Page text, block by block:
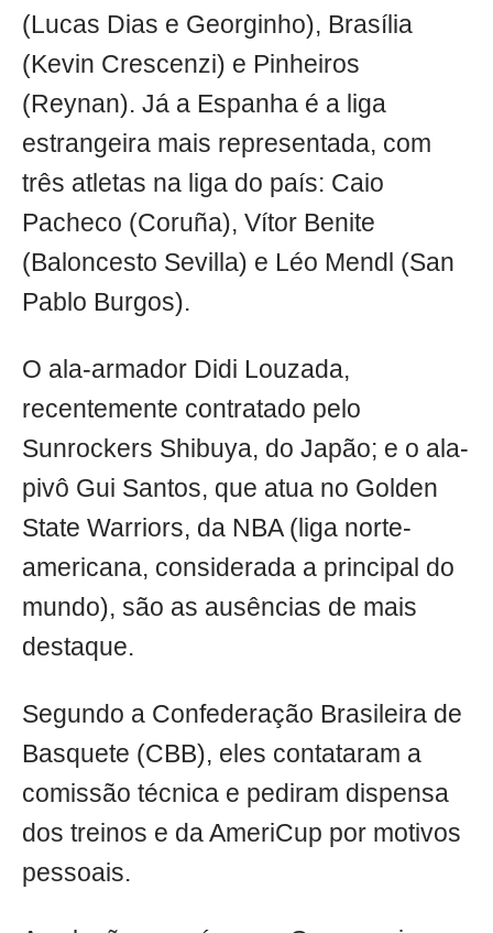
(Lucas Dias e Georginho), Brasília
(Kevin Crescenzi) e Pinheiros
(Reynan). Já a Espanha é a liga
estrangeira mais representada, com
três atletas na liga do país: Caio
Pacheco (Coruña), Vítor Benite
(Baloncesto Sevilla) e Léo Mendl (San
Pablo Burgos).
O ala-armador Didi Louzada,
recentemente contratado pelo
Sunrockers Shibuya, do Japão; e o ala-
pivô Gui Santos, que atua no Golden
State Warriors, da NBA (liga norte-
americana, considerada a principal do
mundo), são as ausências de mais
destaque.
Segundo a Confederação Brasileira de
Basquete (CBB), eles contataram a
comissão técnica e pediram dispensa
dos treinos e da AmeriCup por motivos
pessoais.